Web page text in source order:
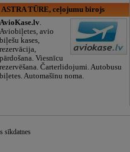
ASTRA TŪRE, ceļojumu birojs
AvioKase.lv.
Aviobiļetes, avio
biļešu kases,
rezervācija,
pārdošana. Viesnīcu
rezervēšana. Čarterlidojumi. Autobusu
biļetes. Automašīnu noma.
sīkdatnes